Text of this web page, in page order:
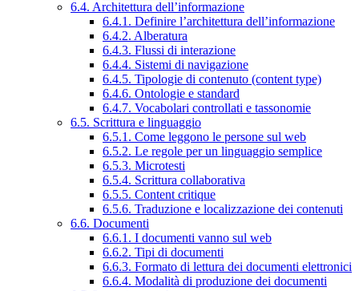
6.4. Architettura dell’informazione
6.4.1. Definire l’architettura dell’informazione
6.4.2. Alberatura
6.4.3. Flussi di interazione
6.4.4. Sistemi di navigazione
6.4.5. Tipologie di contenuto (content type)
6.4.6. Ontologie e standard
6.4.7. Vocabolari controllati e tassonomie
6.5. Scrittura e linguaggio
6.5.1. Come leggono le persone sul web
6.5.2. Le regole per un linguaggio semplice
6.5.3. Microtesti
6.5.4. Scrittura collaborativa
6.5.5. Content critique
6.5.6. Traduzione e localizzazione dei contenuti
6.6. Documenti
6.6.1. I documenti vanno sul web
6.6.2. Tipi di documenti
6.6.3. Formato di lettura dei documenti elettronici
6.6.4. Modalità di produzione dei documenti